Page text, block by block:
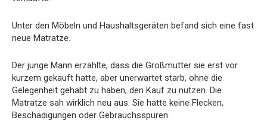
Unter den Möbeln und Haushaltsgeräten befand sich eine fast
neue Matratze.
Der junge Mann erzählte, dass die Großmutter sie erst vor
kurzem gekauft hatte, aber unerwartet starb, ohne die
Gelegenheit gehabt zu haben, den Kauf zu nutzen. Die
Matratze sah wirklich neu aus. Sie hatte keine Flecken,
Beschädigungen oder Gebrauchsspuren.